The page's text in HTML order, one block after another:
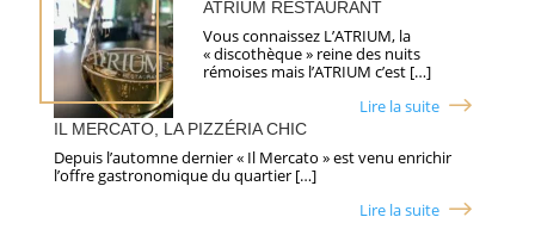
ATRIUM RESTAURANT
Vous connaissez L’ATRIUM, la
« discothèque » reine des nuits
rémoises mais l’ATRIUM c’est […]
Lire la suite
IL MERCATO, LA PIZZÉRIA CHIC
Depuis l’automne dernier « Il Mercato » est venu enrichir
l’offre gastronomique du quartier […]
Lire la suite